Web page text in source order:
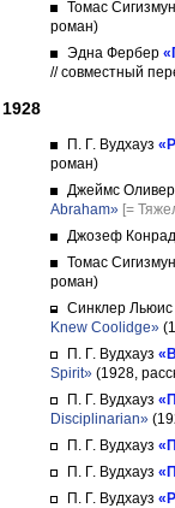
Томас
роман)
Эдна Фербер
// совместный
1928
П. Г. Вудхауз
роман)
Джеймс
Abraham» [=
Джозеф Конрад
Томас
роман)
Синклер Льюис
Knew Coolidge»
П. Г. Вудхауз
Spirit» (1928,
П. Г. Вудхауз
Disciplinarian»
П. Г. Вудхауз
П. Г. Вудхауз
П. Г. Вудхауз